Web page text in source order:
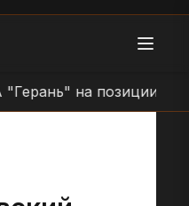
на позиции ВСУ в